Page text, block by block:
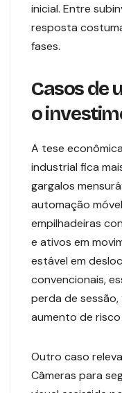
inicial. Entre
resposta
fases.
Casos de
o
A tese
industrial fica
gargalos
automação
empilhadeiras
e ativos em
estável em
convencionais,
perda de
aumento de
Outro caso
Câmeras para